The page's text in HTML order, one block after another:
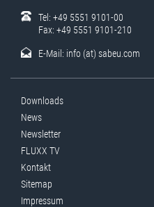
Tel: +49 5551 9101-00
Fax: +49 5551 9101-210
E-Mail: info (at) sabeu.com
Downloads
News
Newsletter
FLUXX TV
Kontakt
Sitemap
Impressum